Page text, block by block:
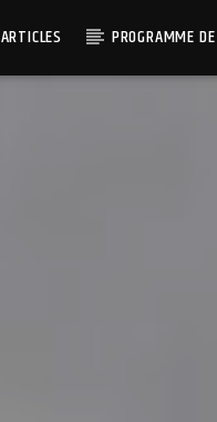
ARTICLES PROGRAMME